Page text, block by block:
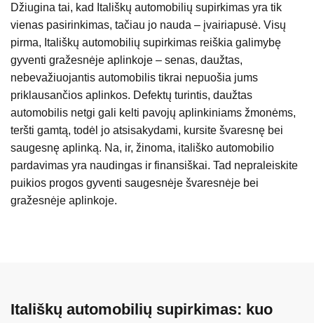
Džiugina tai, kad Itališkų automobilių supirkimas yra tik
vienas pasirinkimas, tačiau jo nauda – įvairiapusė. Visų
pirma, Itališkų automobilių supirkimas reiškia galimybę
gyventi gražesnėje aplinkoje – senas, daužtas,
nebevažiuojantis automobilis tikrai nepuošia jums
priklausančios aplinkos. Defektų turintis, daužtas
automobilis netgi gali kelti pavojų aplinkiniams žmonėms,
teršti gamtą, todėl jo atsisakydami, kursite švaresnę bei
saugesnę aplinką. Na, ir, žinoma, itališko automobilio
pardavimas yra naudingas ir finansiškai. Tad nepraleiskite
puikios progos gyventi saugesnėje švaresnėje bei
gražesnėje aplinkoje.
Itališkų automobilių supirkimas: kuo